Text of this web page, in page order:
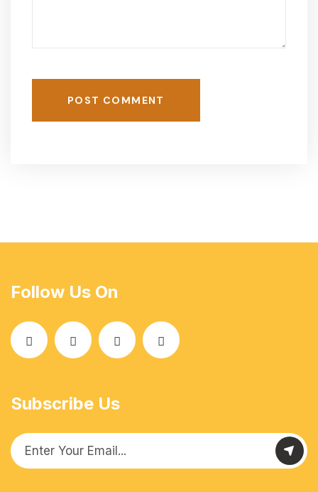
POST COMMENT
Follow Us On
Subscribe Us